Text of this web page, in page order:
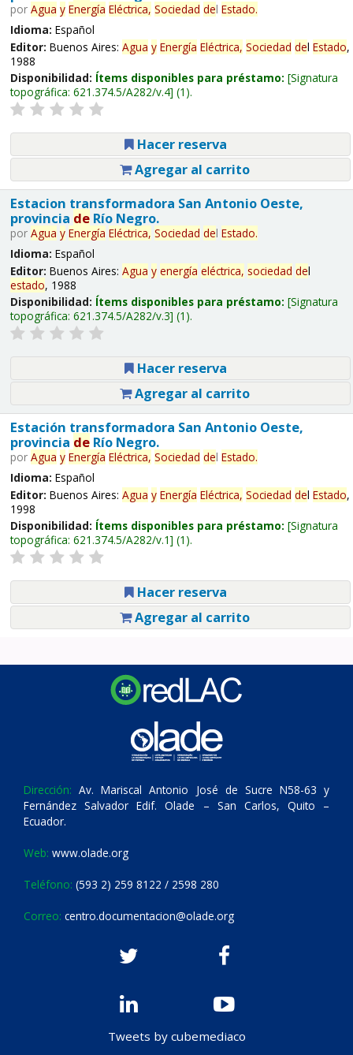
por Agua y Energía Eléctrica, Sociedad del Estado.
Idioma: Español
Editor: Buenos Aires: Agua y Energía Eléctrica, Sociedad del Estado,
1988
Disponibilidad: Ítems disponibles para préstamo: Signatura
topográfica: 621.374.5/A282/v.4 (1).
Hacer reserva
Agregar al carrito
Estacion transformadora San Antonio Oeste,
provincia deRío Negro.
por Agua y Energía Eléctrica, Sociedad del Estado.
Idioma: Español
Editor: Buenos Aires: Agua y energía eléctrica, sociedad del
estado, 1988
Disponibilidad: Ítems disponibles para préstamo: Signatura
topográfica: 621.374.5/A282/v.3 (1).
Hacer reserva
Agregar al carrito
Estación transformadora San Antonio Oeste,
provincia deRío Negro.
por Agua y Energía Eléctrica, Sociedad del Estado.
Idioma: Español
Editor: Buenos Aires: Agua y Energía Eléctrica, Sociedad del Estado,
1998
Disponibilidad: Ítems disponibles para préstamo: Signatura
topográfica: 621.374.5/A282/v.1 (1).
Hacer reserva
Agregar al carrito
Dirección: Av. Mariscal Antonio José de Sucre N58-63 y
Fernández Salvador Edif. Olade – San Carlos, Quito –
Ecuador.
Web: www.olade.org
Teléfono: (593 2) 259 8122 / 2598 280
Correo: centro.documentacion@olade.org
Tweets by cubemediaco